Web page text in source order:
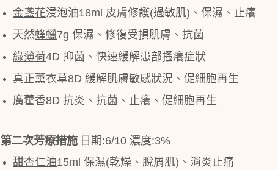
金盞花浸泡油18ml 皮膚修護(過敏肌) 、保濕、止癢
天然蜂蠟7g 保濕、修復受損肌膚、抗菌
綠薄荷4D 抑菌、快速緩解患部搔癢症狀
真正薰衣草8D 緩解肌膚敏感狀況、促細胞再生
廣藿香8D 抗炎、抗菌、止癢、促細胞再生
第二次芳療措施 日期:6/10 濃度:3%
甜杏仁油15ml 保濕(乾燥、脫屑肌) 、消炎止痛